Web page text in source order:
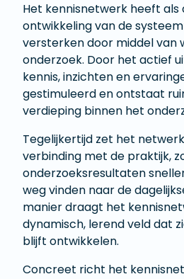
Het kennisnetwerk heeft als
ontwikkeling van de
versterken door middel van
onderzoek. Door het actief
kennis, inzichten en
gestimuleerd en ontstaat
verdieping binnen het
Tegelijkertijd zet het
verbinding met de praktijk,
onderzoeksresultaten
weg vinden naar de
manier draagt het
dynamisch, lerend veld dat
blijft ontwikkelen.
Concreet richt het